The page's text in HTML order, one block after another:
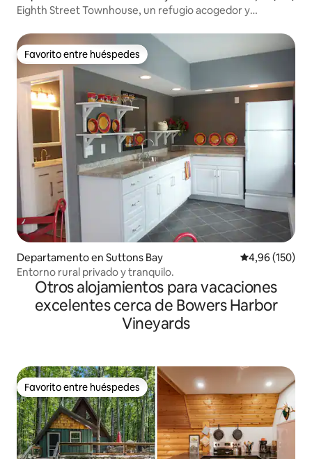
Eighth Street Townhouse, un refugio acogedor y
Favorito entre huéspedes
Favorito entre huéspedes
Departamento en Suttons Bay Calificación
4,96 (150)
Entorno rural privado y tranquilo.
Otros alojamientos para vacaciones
excelentes cerca de Bowers Harbor
Vineyards
Favorito entre huéspedes
Favorito entre huéspedes